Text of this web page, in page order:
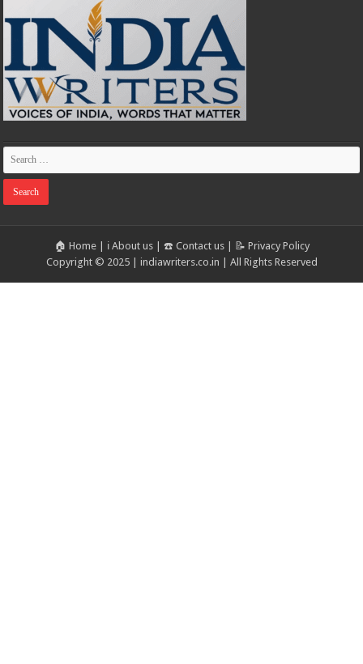
🏠 Home| ℹ️ About us| ☎️ Contact us| 📝 Privacy Policy
Copyright © 2025 | indiawriters.co.in | All Rights Reserved